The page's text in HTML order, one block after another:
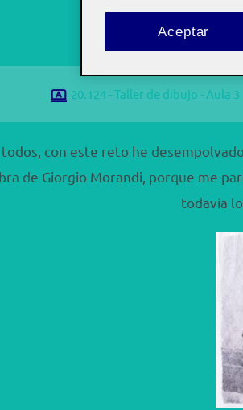
Carmelo Scarpati
20.124 - Taller de dibujo - Aula 3
todos, con este reto he
de Giorgio Morandi, porque me
todavía
Aceptar